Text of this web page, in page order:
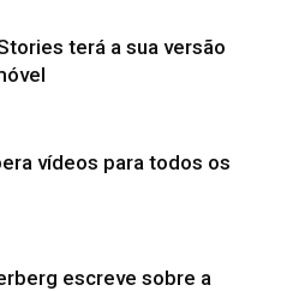
terá a sua versão
vídeos para todos os
escreve sobre a